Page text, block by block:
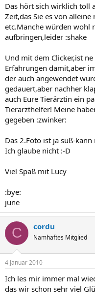
Das hört sich wirklich toll
Zeit,das Sie es von
etc.Manche würden wohl
aufbringen,leider :shake
Und mit dem Clicker,ist
Erfahrungen damit,aber
der auch angewendet
gedauert,aber nachher
auch Eure Tierärztin ein
Tierarzthelfer! Meine
gegeben :zwinker:
Das 2.Foto ist ja süß-
Ich glaube nicht :-D
Viel Spaß mit Lucy
:bye:
june
C cordu
Namhaftes Mitglied
4 Januar 2010
Ich les mir immer mal
das wir schon sehr viel